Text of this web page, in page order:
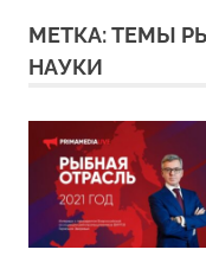
МЕТКА:ТЕМЫ
НАУКИ